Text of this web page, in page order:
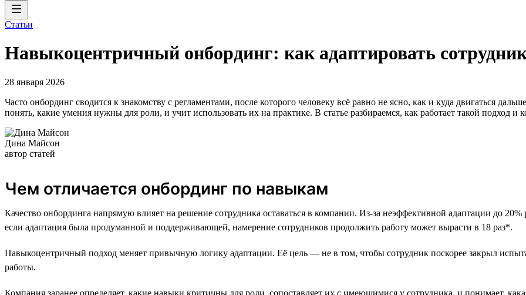
Статьи
Навыкоцентричный онбординг: как адаптировать
28 января 2026
Часто онбординг сводится к знакомству с регламентами, после которого человеку всё равно не ясно, как и куда двигаться
понять, какие умения нужны для роли, и учит использовать их на практике. В статье разбираемся, как работает такой подход и
Дина Майсон
автор статей
Чем отличается онбординг по навыкам
Качество онбординга напрямую влияет на решение сотрудника оставаться в компании. Из-за неэффективной адаптации до
если адаптация была продуманной и поддерживающей, намерение сотрудников продолжить работу может вырасти в 18 раз*.
Навыкоцентричный подход меняет привычную логику адаптации. Её цель — не в том, чтобы сотрудник поскорее закрыл
работы.
Компания заранее определяет, какие навыки критичны для роли, сопоставляет их с имеющимися у сотрудника, и понимает,